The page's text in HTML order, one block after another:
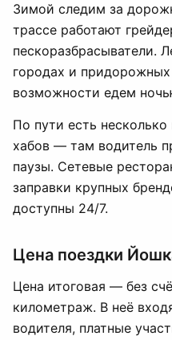
Зимой следим за
трассе работают
пескоразбрасыватели.
городах и придорожных
возможности едем
По пути есть
хабов — там водитель
паузы. Сетевые
заправки крупных
доступны 24/7.
Цена поездки
Цена итоговая — без
километраж. В неё
водителя, платные